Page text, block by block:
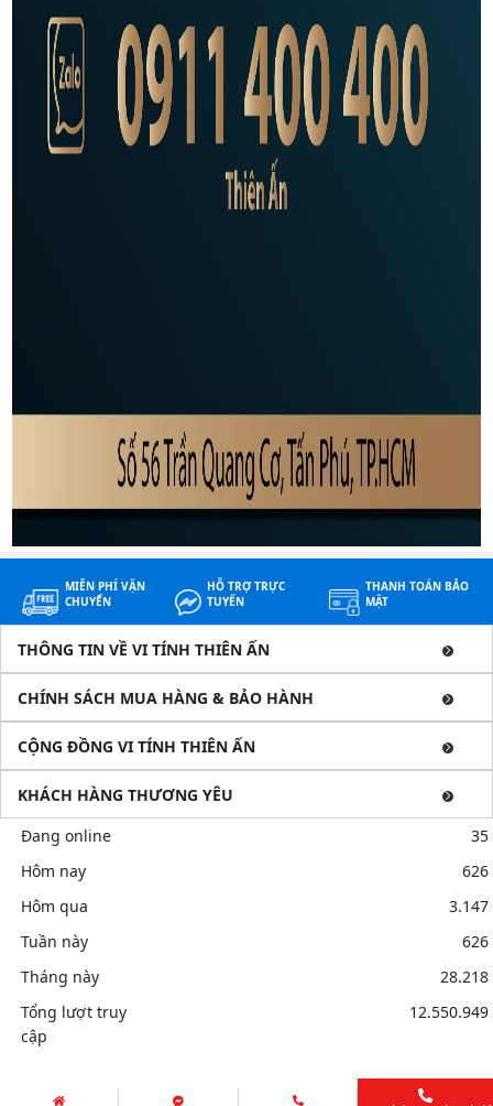
MIỄN PHÍ VẬN
CHUYỂN
HỖ TRỢ TRỰC
TUYẾN
THANH TOÁN BẢO
MẬT
THÔNG TIN VỀ VI TÍNH THIÊN ẤN
CHÍNH SÁCH MUA HÀNG & BẢO HÀNH
CỘNG ĐỒNG VI TÍNH THIÊN ẤN
KHÁCH HÀNG THƯƠNG YÊU
Đang online
35
Hôm nay
626
Hôm qua
3.147
Tuần này
626
Tháng này
28.218
Tổng lượt truy
cập
12.550.949
net giá cao
Sửa điện thoại tại Quảng Ngãi, Ép kính Iphone, Sửa lỗi
Copyright © 2026. All Rights Reserved by VI TÍNH THIÊN ẤN. Design by
Alpha IT Solutions